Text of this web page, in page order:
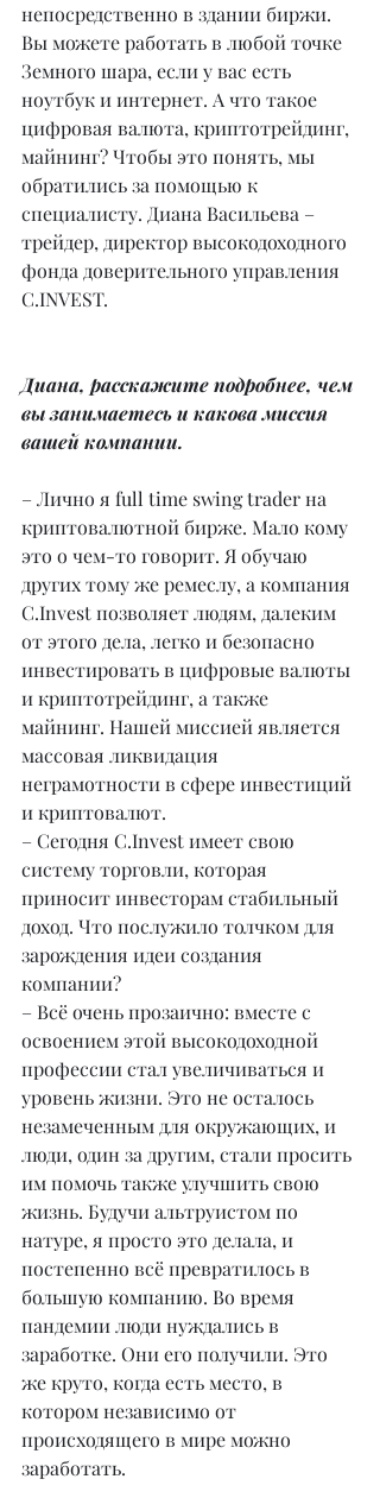
непосредственно в здании биржи.
Вы можете работать в любой точке
Земного шара, если у вас есть
ноутбук и интернет. А что такое
цифровая валюта, криптотрейдинг,
майнинг? Чтобы это понять, мы
обратились за помощью к
специалисту. Диана Васильева –
трейдер, директор высокодоходного
фонда доверительного управления
C.INVEST.
Диана, расскажите подробнее, чем
вы занимаетесь и какова миссия
вашей компании.
– Лично я full time swing trader на
криптовалютной бирже. Мало кому
это о чем-то говорит. Я обучаю
других тому же ремеслу, а компания
C.Invest позволяет людям, далеким
от этого дела, легко и безопасно
инвестировать в цифровые валюты
и криптотрейдинг, а также
майнинг. Нашей миссией является
массовая ликвидация
неграмотности в сфере инвестиций
и криптовалют.
– Сегодня C.Invest имеет свою
систему торговли, которая
приносит инвесторам стабильный
доход. Что послужило толчком для
зарождения идеи создания
компании?
– Всё очень прозаично: вместе с
освоением этой высокодоходной
профессии стал увеличиваться и
уровень жизни. Это не осталось
незамеченным для окружающих, и
люди, один за другим, стали просить
им помочь также улучшить свою
жизнь. Будучи альтруистом по
натуре, я просто это делала, и
постепенно всё превратилось в
большую компанию. Во время
пандемии люди нуждались в
заработке. Они его получили. Это
же круто, когда есть место, в
котором независимо от
происходящего в мире можно
заработать.